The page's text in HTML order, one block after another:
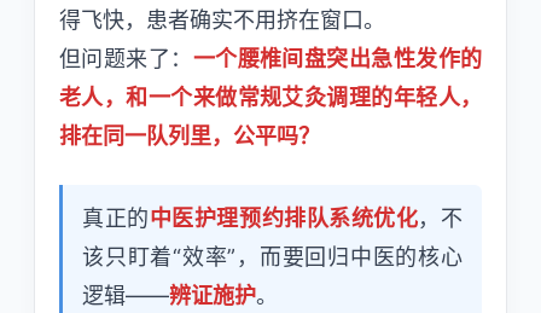
得飞快，患者确实不用挤在窗口。
但问题来了： 一个腰椎间盘突出急性发作的
老人，和一个来做常规艾灸调理的年轻人，
排在同一队列里，公平吗？
真正的中医护理预约排队系统优化，不
该只盯着“效率”，而要回归中医的核心
逻辑——辨证施护。